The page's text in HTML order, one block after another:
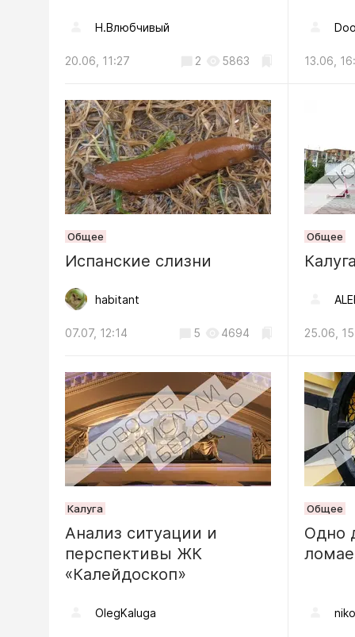
Общество
и
06.08, 05:00
на
04.08, 17:46
06.08, 14:24
Н.Влюбчивый
20.06, 11:27 2 5863 13.06,
Общее
Испанские слизни
habitant
07.07, 12:14 5 4694
Общее
25.06,
Калуга
Анализ ситуации и
перспективы ЖК
«Калейдоскоп»
OlegKaluga
Общее
Одно